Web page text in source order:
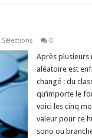
Sélections 0
Après plusieurs
aléatoire est
changé : du
qu’importe le
voici les cinq
valeur pour ce
sono ou